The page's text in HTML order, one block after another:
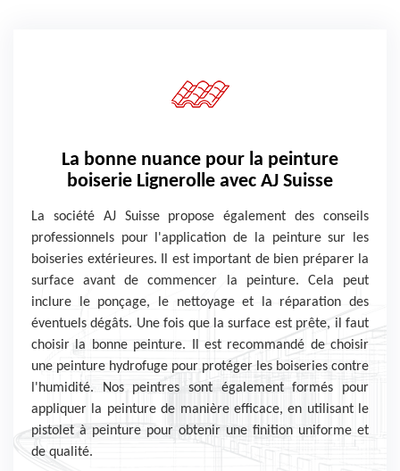
La bonne nuance pour la peinture
boiserie Lignerolle avec AJ Suisse
La société AJ Suisse propose également des conseils
professionnels pour l'application de la peinture sur les
boiseries extérieures. Il est important de bien préparer la
surface avant de commencer la peinture. Cela peut
inclure le ponçage, le nettoyage et la réparation des
éventuels dégâts. Une fois que la surface est prête, il faut
choisir la bonne peinture. Il est recommandé de choisir
une peinture hydrofuge pour protéger les boiseries contre
l'humidité. Nos peintres sont également formés pour
appliquer la peinture de manière efficace, en utilisant le
pistolet à peinture pour obtenir une finition uniforme et
de qualité.